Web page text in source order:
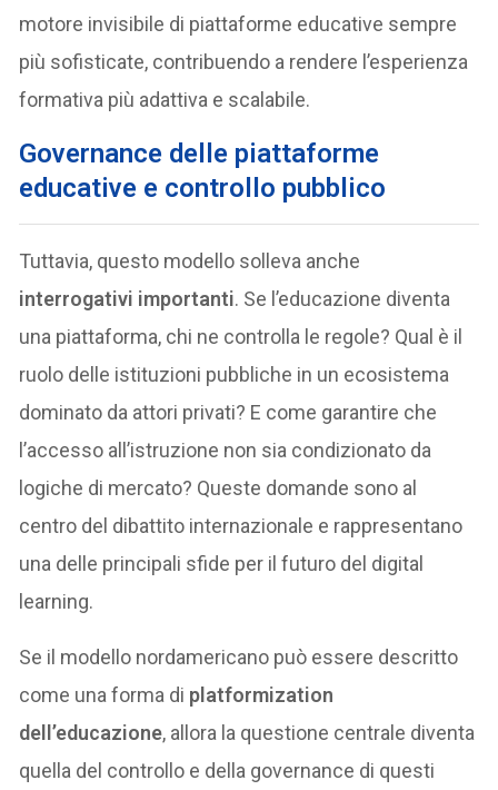
motore invisibile di piattaforme educative sempre
più sofisticate, contribuendo a rendere l’esperienza
formativa più adattiva e scalabile.
Governance delle piattaforme
educative e controllo pubblico
Tuttavia, questo modello solleva anche
interrogativi importanti. Se l’educazione diventa
una piattaforma, chi ne controlla le regole? Qual è il
ruolo delle istituzioni pubbliche in un ecosistema
dominato da attori privati? E come garantire che
l’accesso all’istruzione non sia condizionato da
logiche di mercato? Queste domande sono al
centro del dibattito internazionale e rappresentano
una delle principali sfide per il futuro del digital
learning.
Se il modello nordamericano può essere descritto
come una forma di platformization
dell’educazione, allora la questione centrale diventa
quella del controllo e della governance di questi